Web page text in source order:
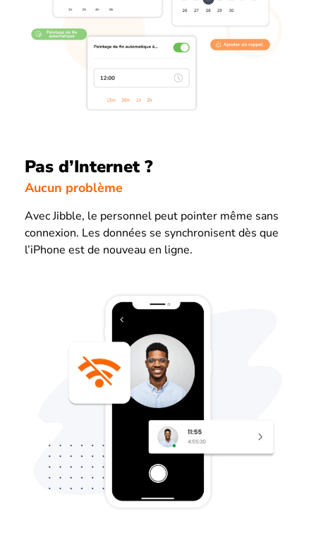
Pas d’Internet ?
Aucun problème
Avec Jibble, le personnel peut pointer même sans
connexion. Les données se synchronisent dès que
l’iPhone est de nouveau en ligne.